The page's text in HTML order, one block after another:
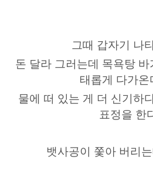
그때 갑자기 나
돈 달라 그러는데 목욕탕 바
태롭게 다가온
물에 떠 있는 게 더 신기하
표정을 한
뱃사공이 쫓아 버리